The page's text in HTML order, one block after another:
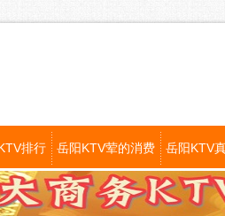
排行 岳阳KTV荤的消费 岳阳KTV